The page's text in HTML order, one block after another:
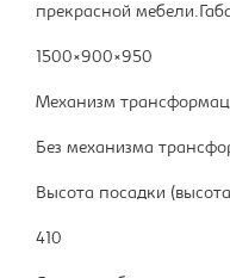
прекрасной
1500×900×950
Механизм
Без механизма
Высота посадки
410